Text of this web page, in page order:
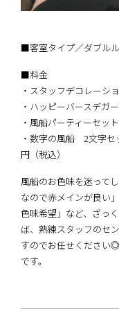
■客室タイプ／ダブル
■料金
・スタッフデコレーシ
・ハッピーバースデガ
・風船パーティーセッ
・数字の風船 2
円（税込）
風船のお色味を迷って
なので赤メインが良い
色味希望」など、ざっ
ば、熟練スタッフのセ
すのでお任せください
です。